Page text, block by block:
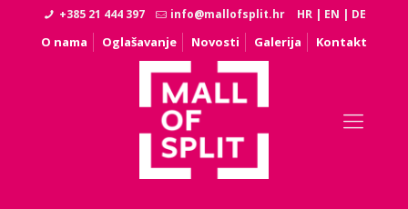
+385 21 444 397 info@mallofsplit.hr HR | EN | DE
O nama Oglašavanje Novosti Galerija Kontakt